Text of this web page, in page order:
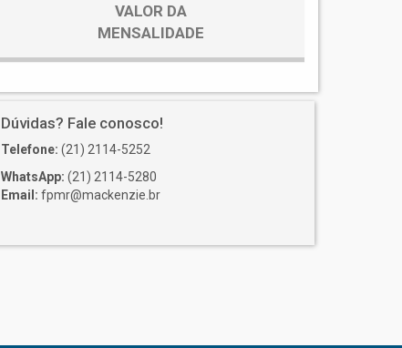
VALOR DA
MENSALIDADE
Dúvidas? Fale conosco!
Telefone:(21) 2114-5252
WhatsApp:(21) 2114-5280
Email: fpmr@mackenzie.br